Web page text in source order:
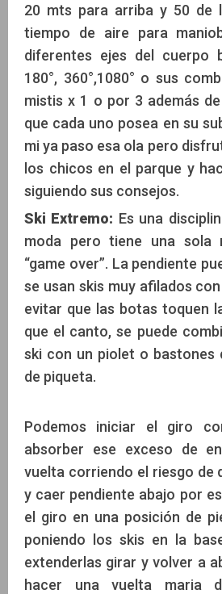
20 mts para arriba y 50 de
tiempo de aire para
diferentes ejes del cuerpo
180°, 360°,1080° o sus
mistis x 1 o por 3 además
que cada uno posea en su
mi ya paso esa ola pero
los chicos en el parque y
siguiendo sus consejos.
Ski Extremo: Es una
moda pero tiene una sola
“game over”. La pendiente
se usan skis muy afilados
evitar que las botas toquen
que el canto, se puede
ski con un piolet o bastones
de piqueta.
Podemos iniciar el giro
absorber ese exceso de
vuelta corriendo el riesgo de
y caer pendiente abajo por
el giro en una posición de
poniendo los skis en la
extenderlas girar y volver a
hacer una vuelta maria